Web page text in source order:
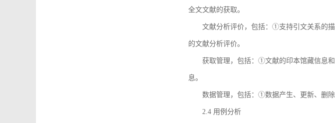
全文文献的获取。
文献分析评价，包括：①支持引文关系的
的文献分析评价。
获取管理，包括：①文献的印本馆藏信息
息。
数据管理，包括：①数据产生、更新、删
2.4 用例分析